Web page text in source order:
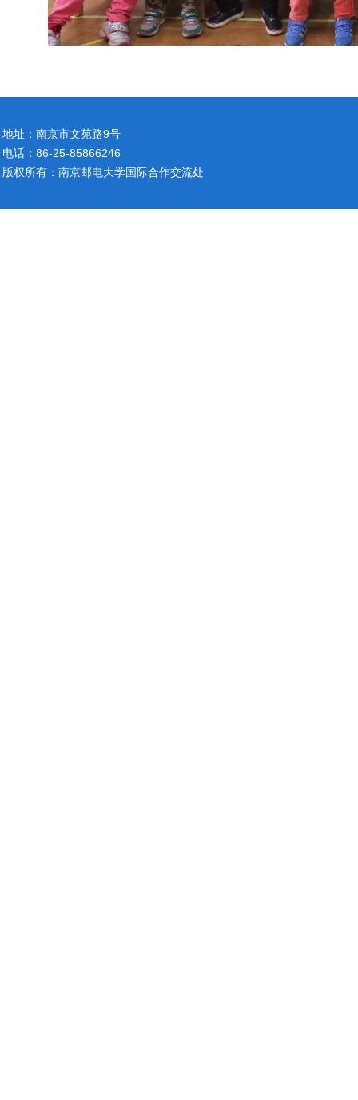
地址：南京市文苑路9号
电话：86-25-85866246
版权所有：南京邮电大学国际合作交流处